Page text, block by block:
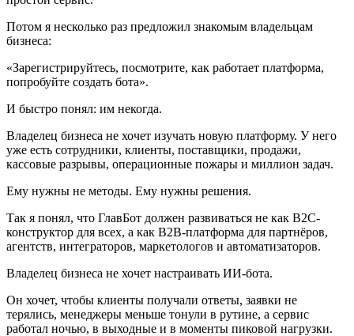
Потом я несколько раз предложил знакомым владельцам
бизнеса:
«Зарегистрируйтесь, посмотрите, как работает платформа,
попробуйте создать бота».
И быстро понял: им некогда.
Владелец бизнеса не хочет изучать новую платформу. У него
уже есть сотрудники, клиенты, поставщики, продажи,
кассовые разрывы, операционные пожары и миллион задач.
Ему нужны не методы. Ему нужны решения.
Так я понял, что ГлавБот должен развиваться не как B2C-
конструктор для всех, а как B2B-платформа для партнёров,
агентств, интеграторов, маркетологов и автоматизаторов.
Владелец бизнеса не хочет настраивать ИИ-бота.
Он хочет, чтобы клиенты получали ответы, заявки не
терялись, менеджеры меньше тонули в рутине, а сервис
работал ночью, в выходные и в моменты пиковой нагрузки.